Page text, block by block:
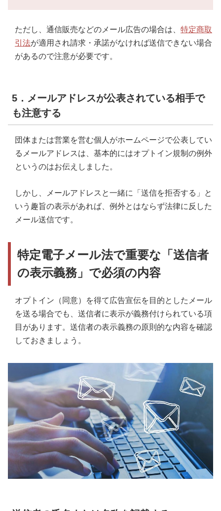
ただし、通信販売などのメール広告の場合は、 特定商取
引法が適用され請求・承諾がなければ送信できない場合
があるので注意が必要です。
5．メールアドレスが公表されている相手で
も注意する
団体または営業を営む個人がホームページで公表してい
るメールアドレスは、基本的にはオプトイン規制の例外
というのはお伝えしました。
しかし、メールアドレスと一緒に「送信を拒否する」と
いう趣旨の表示があれば、例外とはならず法律に反した
メール送信です。
特定電子メール法で重要な「送信者
の表示義務」で必須の内容
オプトイン（同意）を得て広告宣伝を目的としたメール
を送る場合でも、送信者に表示が義務付けられている項
目があります。送信者の表示義務の原則的な内容を確認
しておきましょう。